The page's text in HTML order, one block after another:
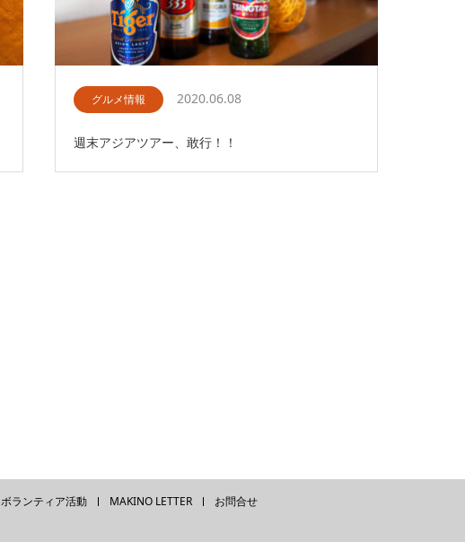
グルメ情報 2020.06.08
週末アジアツアー、敢行！！
ボランティア活動 MAKINO LETTER お問合せ